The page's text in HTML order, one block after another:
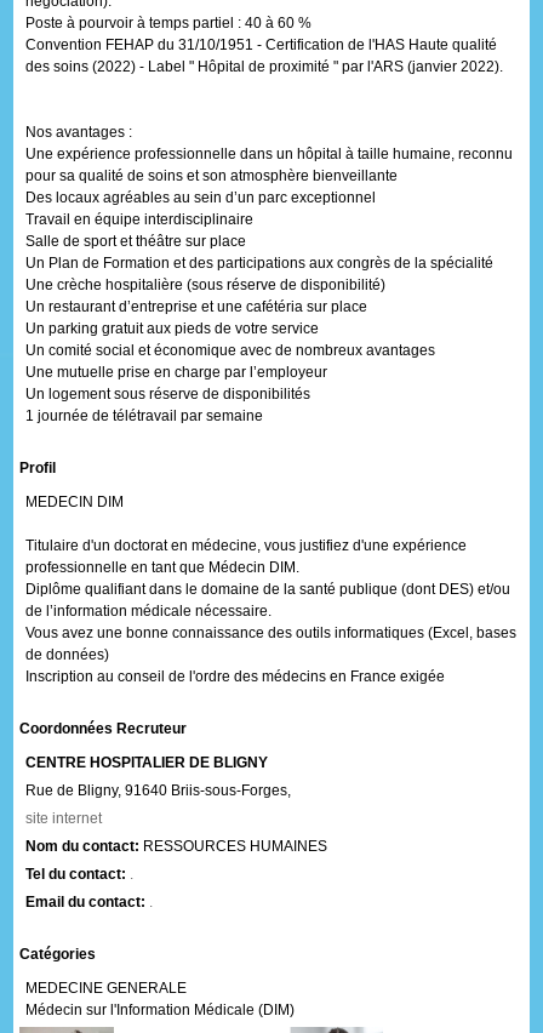
Poste à pourvoir à temps partiel : 40 à 60 %
Convention FEHAP du 31/10/1951 - Certification de l'HAS Haute qualité
des soins (2022) - Label " Hôpital de proximité " par l'ARS (janvier 2022).
Nos avantages :
Une expérience professionnelle dans un hôpital à taille humaine, reconnu
pour sa qualité de soins et son atmosphère bienveillante
Des locaux agréables au sein d’un parc exceptionnel
Travail en équipe interdisciplinaire
Salle de sport et théâtre sur place
Un Plan de Formation et des participations aux congrès de la spécialité
Une crèche hospitalière (sous réserve de disponibilité)
Un restaurant d’entreprise et une cafétéria sur place
Un parking gratuit aux pieds de votre service
Un comité social et économique avec de nombreux avantages
Une mutuelle prise en charge par l’employeur
Un logement sous réserve de disponibilités
1 journée de télétravail par semaine
Profil
MEDECIN DIM
Titulaire d'un doctorat en médecine, vous justifiez d'une expérience
professionnelle en tant que Médecin DIM.
Diplôme qualifiant dans le domaine de la santé publique (dont DES) et/ou
de l’information médicale nécessaire.
Vous avez une bonne connaissance des outils informatiques (Excel, bases
de données)
Inscription au conseil de l'ordre des médecins en France exigée
Coordonnées Recruteur
CENTRE HOSPITALIER DE BLIGNY
Rue de Bligny,91640 Briis-sous-Forges,
site internet
Nom du contact: RESSOURCES HUMAINES
Tel du contact: .
Email du contact: .
Catégories
MEDECINE GENERALE
Médecin sur l'Information Médicale (DIM)